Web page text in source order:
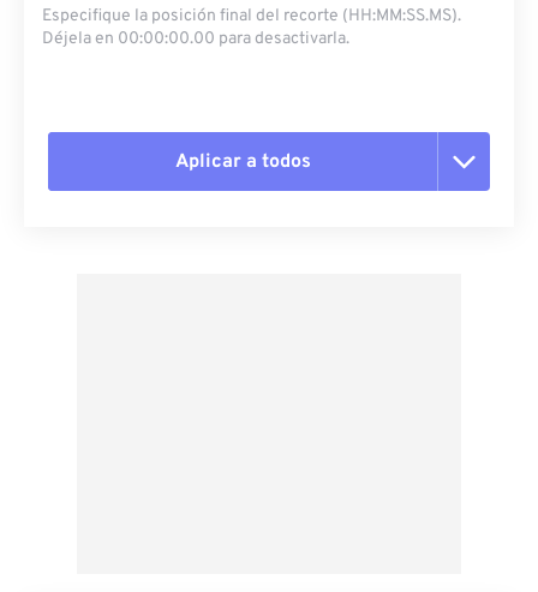
Especifique la posición final del recorte (HH:MM:SS.MS).
Déjela en 00:00:00.00 para desactivarla.
Aplicar a todos